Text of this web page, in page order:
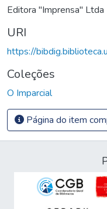
Editora "Imprensa" Ltda
URI
https://
Coleções
O Imparcial
Página do item